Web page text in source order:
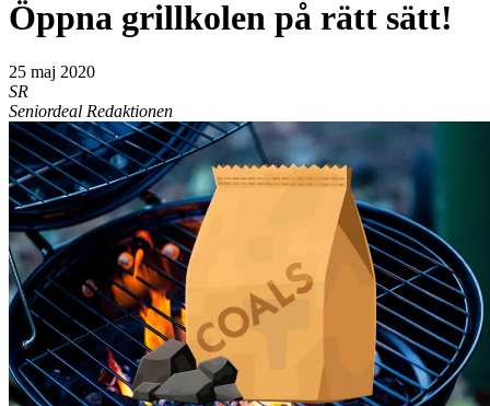
Öppna grillkolen på rätt sätt!
25 maj 2020
SR
Seniordeal Redaktionen